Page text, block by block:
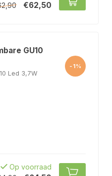
€62,50
GU10
Led 3,7W
-1%
Op voorraad